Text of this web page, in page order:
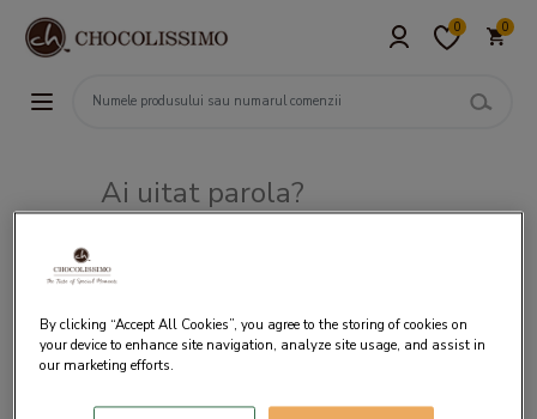
0 0
Ai uitat parola?
By clicking “Accept All Cookies”, you agree to the storing of cookies on
your device to enhance site navigation, analyze site usage, and assist in
our marketing efforts.